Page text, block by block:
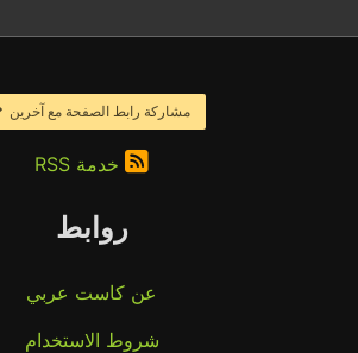
مشاركة رابط الصفحة مع آخرين
خدمة RSS
روابط
عن كاست عربي
شروط الاستخدام